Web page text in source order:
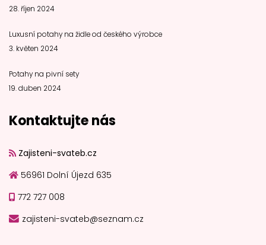
28. říjen 2024
Luxusní potahy na židle od českého výrobce
3. květen 2024
Potahy na pivní sety
19. duben 2024
Kontaktujte nás
Zajisteni-svateb.cz
56961 Dolní Újezd 635
772 727 008
zajisteni-svateb@seznam.cz